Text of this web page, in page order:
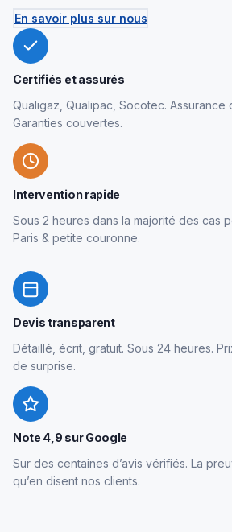
En savoir plus sur nous
Certifiés et assurés
Qualigaz, Qualipac, Socotec. Assurance
Garanties couvertes.
Intervention rapide
Sous 2 heures dans la majorité des cas
Paris & petite couronne.
Devis transparent
Détaillé, écrit, gratuit. Sous 24 heures.
de surprise.
Note 4,9 sur Google
Sur des centaines d’avis vérifiés. La
qu’en disent nos clients.